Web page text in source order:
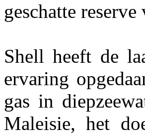
geschatte
Shell heeft de
ervaring
gas in
Maleisie, het